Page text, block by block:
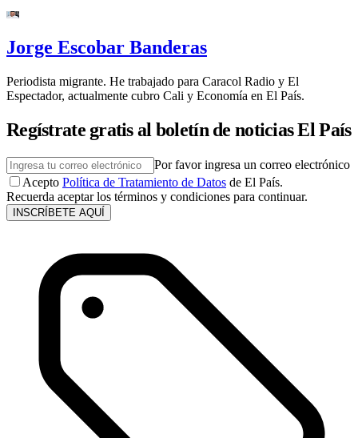
Jorge Escobar Banderas
Periodista migrante. He trabajado para Caracol Radio y El
Espectador, actualmente cubro Cali y Economía en El País.
Regístrate gratis al boletín de noticias El País
Por favor ingresa un correo electrónico
Acepto Política de Tratamiento de Datos de El País.
Recuerda aceptar los términos y condiciones para continuar.
INSCRÍBETE AQUÍ